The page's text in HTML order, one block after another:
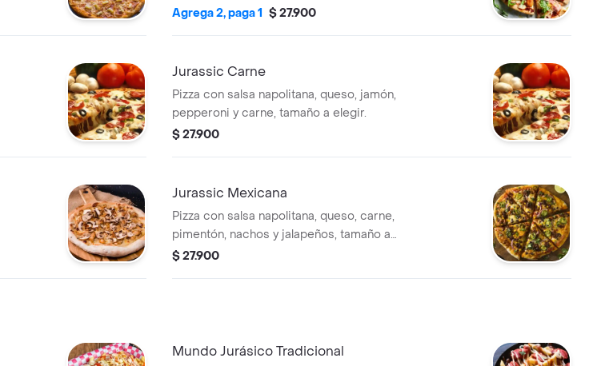
elegir.
Agrega 2, paga 1 $ 27.900
Jurassic Carne
Pizza con salsa napolitana, queso, jamón,
pepperoni y carne, tamaño a elegir.
$ 27.900
Jurassic Mexicana
Pizza con salsa napolitana, queso, carne,
pimentón, nachos y jalapeños, tamaño a
elegir.
$ 27.900
Mundo Jurásico Tradicional